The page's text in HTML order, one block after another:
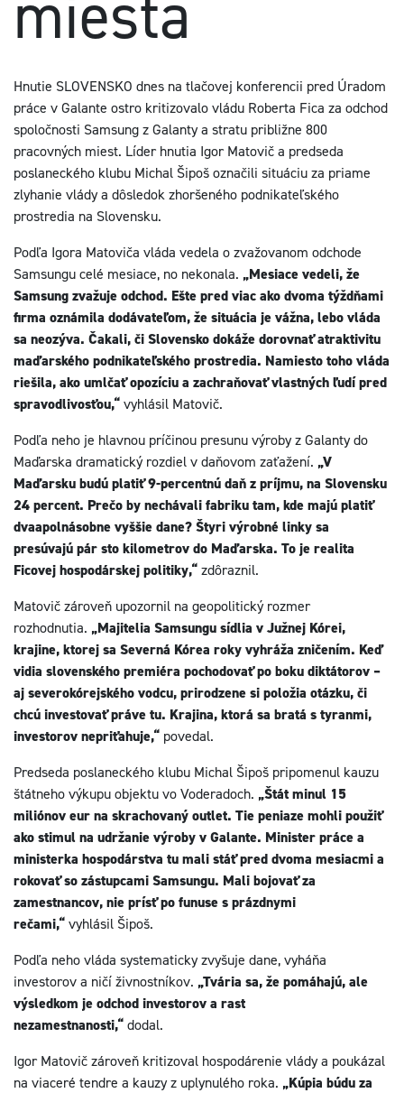
Hnutie SLOVENSKO dnes na tlačovej konferencii pred Úradom
práce v Galante ostro kritizovalo vládu Roberta Fica za odchod
spoločnosti Samsung z Galanty a stratu približne 800
pracovných miest. Líder hnutia Igor Matovič a predseda
poslaneckého klubu Michal Šipoš označili situáciu za priame
zlyhanie vlády a dôsledok zhoršeného podnikateľského
prostredia na Slovensku.
Podľa Igora Matoviča vláda vedela o zvažovanom odchode
Samsungu celé mesiace, no nekonala. „Mesiace vedeli, že
Samsung zvažuje odchod. Ešte pred viac ako dvoma týždňami
firma oznámila dodávateľom, že situácia je vážna, lebo vláda
sa neozýva. Čakali, či Slovensko dokáže dorovnať atraktivitu
maďarského podnikateľského prostredia. Namiesto toho vláda
riešila, ako umlčať opozíciu a zachraňovať vlastných ľudí pred
spravodlivosťou,“vyhlásil Matovič.
Podľa neho je hlavnou príčinou presunu výroby z Galanty do
Maďarska dramatický rozdiel v daňovom zaťažení. „V
Maďarsku budú platiť 9-percentnú daň z príjmu, na Slovensku
24 percent. Prečo by nechávali fabriku tam, kde majú platiť
dvaapolnásobne vyššie dane? Štyri výrobné linky sa
presúvajú pár sto kilometrov do Maďarska. To je realita
Ficovej hospodárskej politiky,“zdôraznil.
Matovič zároveň upozornil na geopolitický rozmer
rozhodnutia. „Majitelia Samsungu sídlia v Južnej Kórei,
krajine, ktorej sa Severná Kórea roky vyhráža zničením. Keď
vidia slovenského premiéra pochodovať po boku diktátorov –
aj severokórejského vodcu, prirodzene si položia otázku, či
chcú investovať práve tu. Krajina, ktorá sa bratá s tyranmi,
investorov nepriťahuje,“ povedal.
Predseda poslaneckého klubu Michal Šipoš pripomenul kauzu
štátneho výkupu objektu vo Voderadoch. „Štát minul 15
miliónov eur na skrachovaný outlet. Tie peniaze mohli použiť
ako stimul na udržanie výroby v Galante. Minister práce a
ministerka hospodárstva tu mali stáť pred dvoma mesiacmi a
rokovať so zástupcami Samsungu. Mali bojovať za
zamestnancov, nie prísť po funuse s prázdnymi
rečami,“vyhlásil Šipoš.
Podľa neho vláda systematicky zvyšuje dane, vyháňa
investorov a ničí živnostníkov. „Tvária sa, že pomáhajú, ale
výsledkom je odchod investorov a rast
nezamestnanosti,“dodal.
Igor Matovič zároveň kritizoval hospodárenie vlády a poukázal
na viaceré tendre a kauzy z uplynulého roka. „Kúpia búdu za